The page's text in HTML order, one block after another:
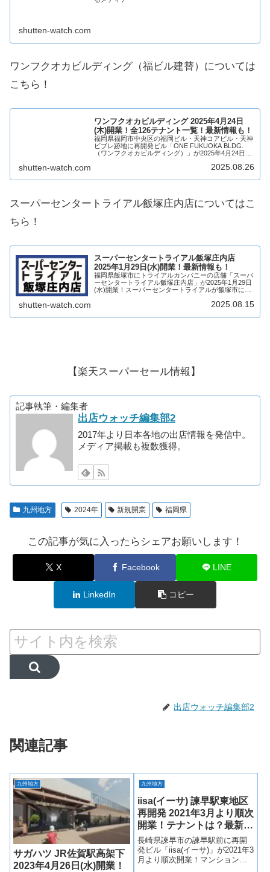
shutten-watch.com
ワンフクオカビルディング（福ビル建替）については
こちら！
ワンフクオカビルディング 2025年4月24日
(木)開業！全126テナント一覧！最新情報も！
福岡県福岡市中央区の福岡ビル・天神コアビル・天神
ビブレ跡地に再開発ビル「ONE FUKUOKA BLDG.
（ワンフクオカビルディング）」が2025年4月24日
shutten-watch.com 2025.08.26
スーパーセンタートライアル飯塚庄内店についてはこ
ちら！
スーパーセンタートライアル飯塚庄内店
2025年1月29日(水)開業！最新情報も！
福岡県飯塚市にトライアルカンパニーの店舗「スーパ
ーセンタートライアル飯塚庄内店」が2025年1月29日
(水)開業！スーパーセンタートライアルが飯塚市に3
飯塚庄内店について、テナントや開業日につ...
shutten-watch.com 2025.08.15
【楽天スーパーセール情報】
記事執筆・編集者
出店ウォッチ編集部2
2017年より日本各地の出店情報を発信中。
メディア掲載も複数獲得。
九州地方 2024年 新規開業 福岡県
この記事が気に入ったらシェアお願いします！
X Facebook LINE
LinkedIn コピー
出店ウォッチ編集部2
関連記事
九州地方
サガハツ JR佐賀駅高架下
2023年4月26日(水)開業！
九州地方
iisa(イーサ) 諫早駅東地区
再開発 2021年3月より順次
開業！テナントは？最新情
報も！
長崎県諫早市の諫早駅前に再開
発ビル「iisa(イーサ)」が2021年3
月より順次開業！マンション